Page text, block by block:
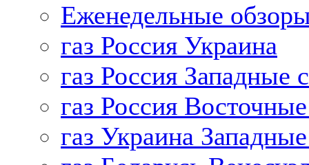
Еженедельные
газ Россия Украина
газ Россия Западные
газ Россия
газ Украина